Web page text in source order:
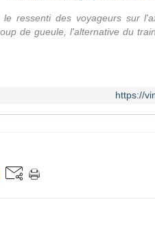
ressenti des voyageurs sur
de gueule, l'alternative du
https://